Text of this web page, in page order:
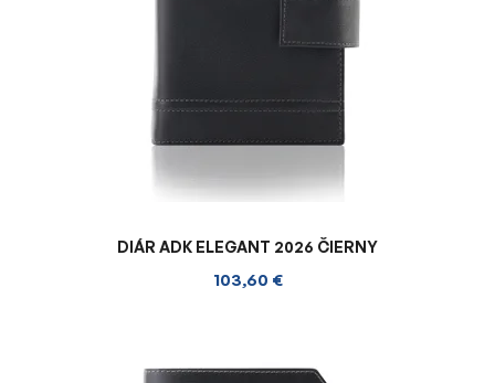
DIÁR ADK ELEGANT 2026 ČIERNY
103,60 €